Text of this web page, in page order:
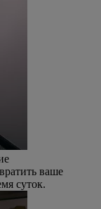
ваше
суток.